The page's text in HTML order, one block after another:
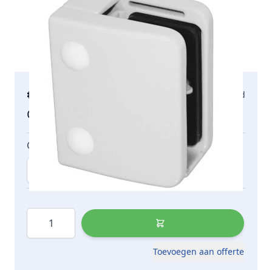
€ 19,77 Morgen bezorgd
Opties
Glasdikte
Aantal
Toevoegen aan offerte